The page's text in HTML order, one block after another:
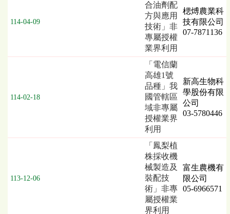
114-04-09
合油劑配
方與應用
技術」非
專屬授權
業界利用
楒煿農業科
技有限公司
07-7871136
114-02-18
「電信蘭
高雄1號
品種」我
國管轄區
域非專屬
授權業界
利用
新高生物科
學股份有限
公司
03-5780446
113-12-06
「鳳梨植
株採收機
械製造及
裝配技
術」非專
屬授權業
界利用
富生農機有
限公司
05-6966571